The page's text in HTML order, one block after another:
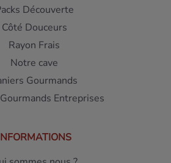
Découverte
Côté Douceurs
Rayon Frais
Notre cave
Gourmands
Entreprises